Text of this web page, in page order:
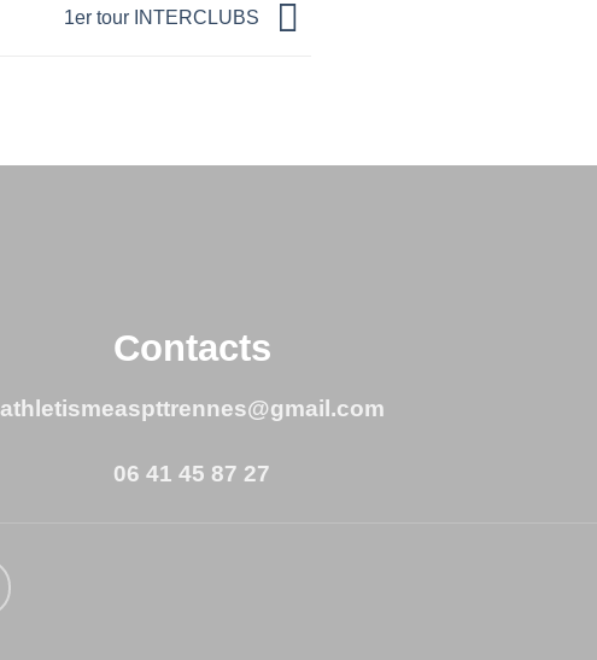
1er tour INTERCLUBS
Contacts
athletismeaspttrennes@gmail.com
06 41 45 87 27